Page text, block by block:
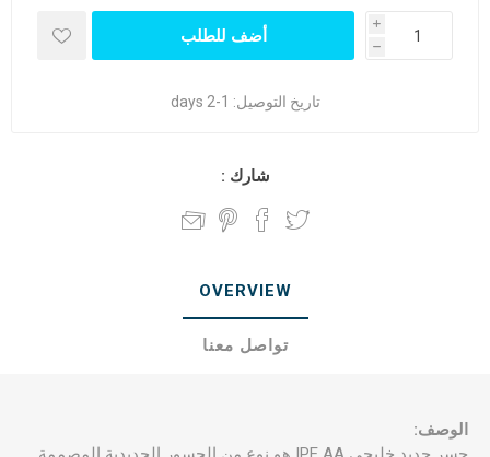
i
h
تاريخ التوصيل: 1-2 days
شارك :
OVERVIEW
تواصل معنا
الوصف: